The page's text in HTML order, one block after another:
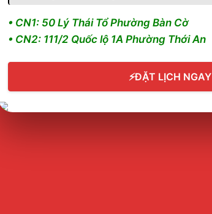
• CN1: 50 Lý Thái Tổ Phường Bàn Cờ
• CN2: 111/2 Quốc lộ 1A Phường Thới An
⚡ĐẶT LỊCH NGAY